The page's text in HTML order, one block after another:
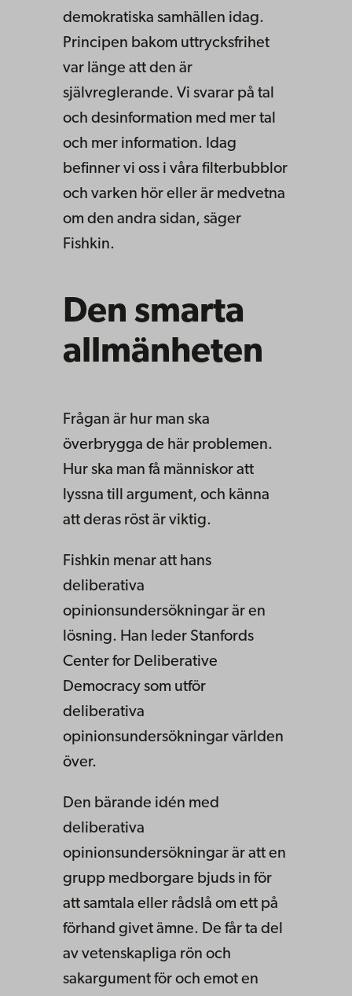
demokratiska samhällen idag.
Principen bakom uttrycksfrihet
var länge att den är
självreglerande. Vi svarar på tal
och desinformation med mer tal
och mer information. Idag
befinner vi oss i våra filterbubblor
och varken hör eller är medvetna
om den andra sidan, säger
Fishkin.
Den smarta
allmänheten
Frågan är hur man ska
överbrygga de här problemen.
Hur ska man få människor att
lyssna till argument, och känna
att deras röst är viktig.
Fishkin menar att hans
deliberativa
opinionsundersökningar är en
lösning. Han leder Stanfords
Center for Deliberative
Democracy som utför
deliberativa
opinionsundersökningar världen
över.
Den bärande idén med
deliberativa
opinionsundersökningar är att en
grupp medborgare bjuds in för
att samtala eller rådslå om ett på
förhand givet ämne. De får ta del
av vetenskapliga rön och
sakargument för och emot en